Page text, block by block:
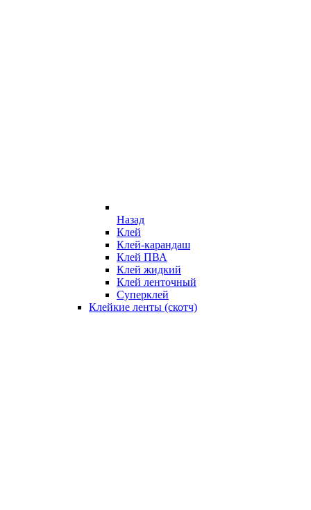
Назад
Клей
Клей-карандаш
Клей ПВА
Клей жидкий
Клей ленточный
Суперклей
Клейкие ленты (скотч)